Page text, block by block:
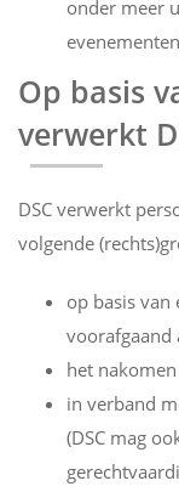
onder meer
Op basis
verwerkt
DSC verwerkt
volgende
op basis
voorafgaand
het
in verband
(DSC mag